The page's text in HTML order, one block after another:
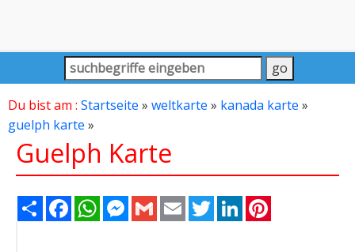
Du bist am : Startseite » weltkarte » kanada karte »
guelph karte »
Guelph Karte
Share FacebookWhatsAppMessenger
Gmail Email TwitterLinkedIn